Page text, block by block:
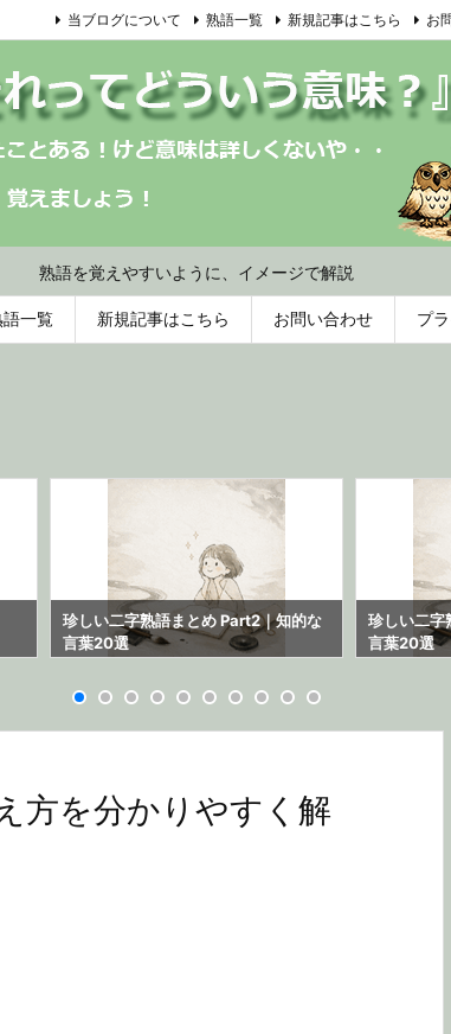
熟語を覚えやすいように、イメージで解説
語一覧 新規記事はこちら お問い合わせ プ
当ブログについて 熟語一覧 新規記事はこちら お
珍しい二字熟語まとめ Part2｜知的な
言葉20選
珍しい二字
言葉20選
方を分かりやすく解